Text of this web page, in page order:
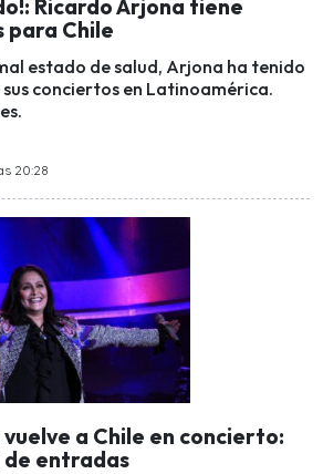
Ricardo Arjona tiene
para Chile
estado de salud, Arjona ha tenido
conciertos en Latinoamérica.
20:28
a Chile en concierto:
de entradas